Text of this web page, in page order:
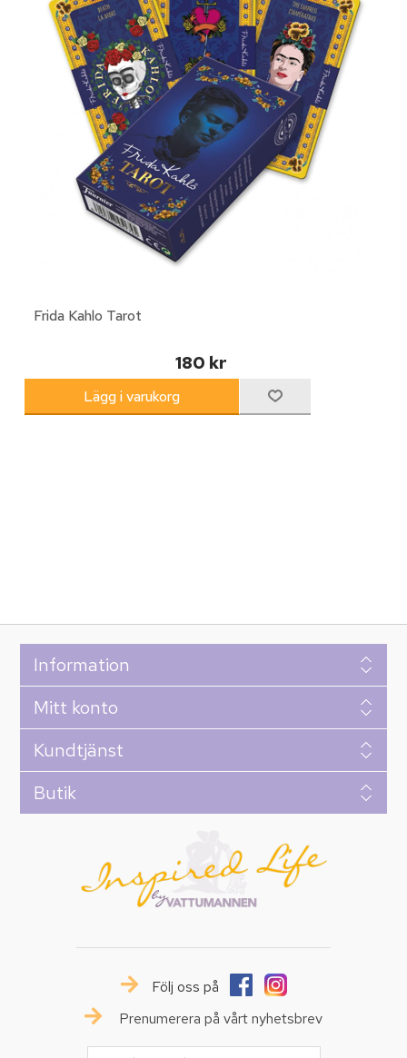
Frida Kahlo Tarot
180 kr
Information
Mitt konto
Kundtjänst
Butik
Följ oss på
Prenumerera på vårt nyhetsbrev